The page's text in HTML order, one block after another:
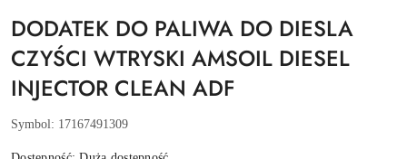
DODATEK DO PALIWA DO DIESLA
CZYŚCI WTRYSKI AMSOIL DIESEL
INJECTOR CLEAN ADF
Symbol: 17167491309